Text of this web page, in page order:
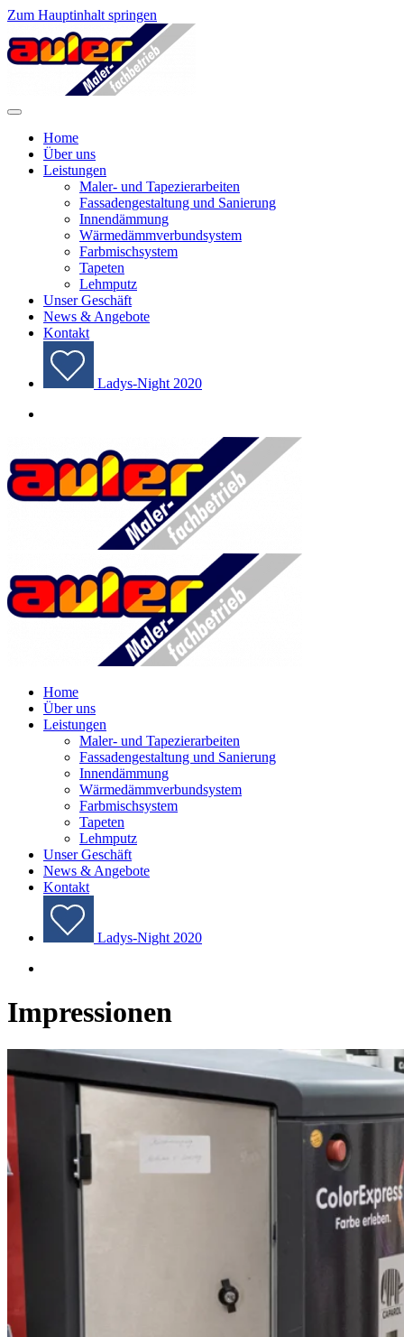
Zum Hauptinhalt springen
Home
Über uns
Leistungen
Maler- und Tapezierarbeiten
Fassadengestaltung und Sanierung
Innendämmung
Wärmedämmverbundsystem
Farbmischsystem
Tapeten
Lehmputz
Unser Geschäft
News & Angebote
Kontakt
Ladys-Night 2020
Home
Über uns
Leistungen
Maler- und Tapezierarbeiten
Fassadengestaltung und Sanierung
Innendämmung
Wärmedämmverbundsystem
Farbmischsystem
Tapeten
Lehmputz
Unser Geschäft
News & Angebote
Kontakt
Ladys-Night 2020
Impressionen